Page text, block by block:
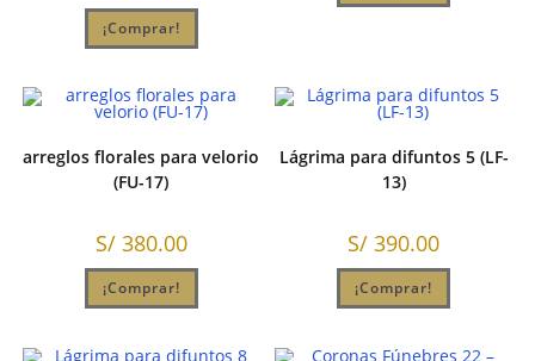
¡Comprar!
arreglos florales para velorio
(FU-17)
S/380.00
¡Comprar!
Lágrima para difuntos 5 (LF-
13)
S/ 390.00
¡Comprar!